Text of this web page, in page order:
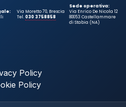
Via Moretto 70, Brescia
Tel.030 3758858
Sede operativa:
Via Enrico De Nicola 12
80053 Castellammare
di Stabia (NA)
Policy
Policy